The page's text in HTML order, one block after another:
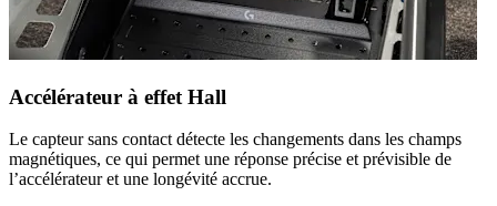
Accélérateur à effet Hall
Le capteur sans contact détecte les changements dans les champs
magnétiques, ce qui permet une réponse précise et prévisible de
l’accélérateur et une longévité accrue.